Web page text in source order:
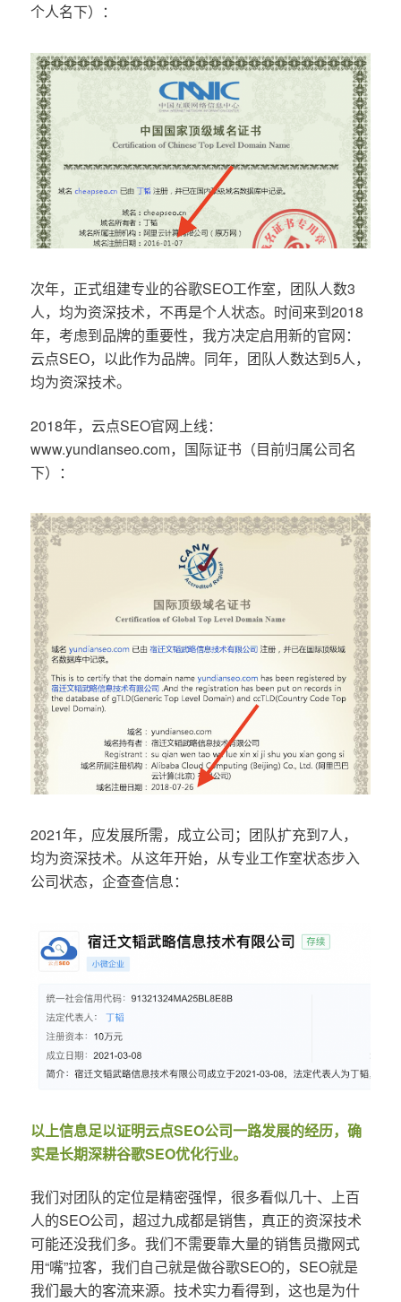
个人名下）：
次年，正式组建专业的谷歌SEO工作室，团队人数3
人，均为资深技术，不再是个人状态。时间来到2018
年，考虑到品牌的重要性，我方决定启用新的官网：
云点SEO，以此作为品牌。同年，团队人数达到5人，
均为资深技术。
2018年，云点SEO官网上线：
www.yundianseo.com，国际证书（目前归属公司名
下）：
2021年，应发展所需，成立公司；团队扩充到7人，
均为资深技术。从这年开始，从专业工作室状态步入
公司状态，企查查信息：
以上信息足以证明云点SEO公司一路发展的经历，确
实是长期深耕谷歌SEO优化行业。
我们对团队的定位是精密强悍，很多看似几十、上百
人的SEO公司，超过九成都是销售，真正的资深技术
可能还没我们多。我们不需要靠大量的销售员撒网式
用“嘴”拉客，我们自己就是做谷歌SEO的，SEO就是
我们最大的客流来源。技术实力看得到，这也是为什